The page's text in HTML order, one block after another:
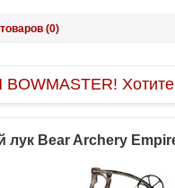
(0)
Хотите
лук Bear Archery